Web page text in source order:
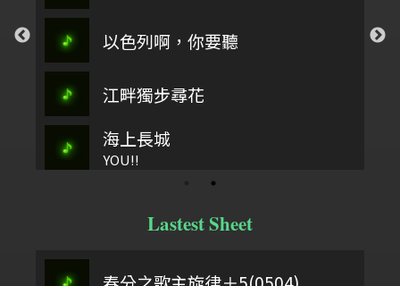
以色列啊，你要聽
江畔獨步尋花
海上長城
YOU!!
Lastest Sheet